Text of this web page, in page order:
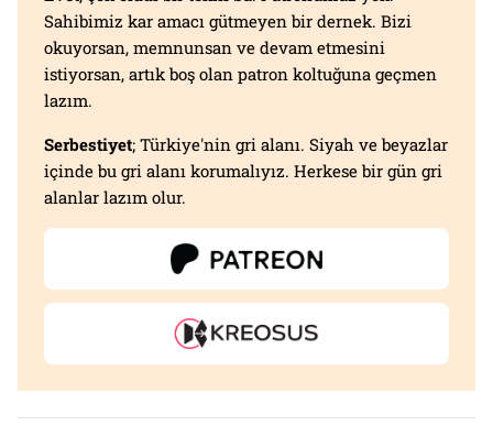
Sahibimiz kar amacı gütmeyen bir dernek. Bizi
okuyorsan, memnunsan ve devam etmesini
istiyorsan, artık boş olan patron koltuğuna geçmen
lazım.
Serbestiyet; Türkiye'nin gri alanı. Siyah ve beyazlar
içinde bu gri alanı korumalıyız. Herkese bir gün gri
alanlar lazım olur.